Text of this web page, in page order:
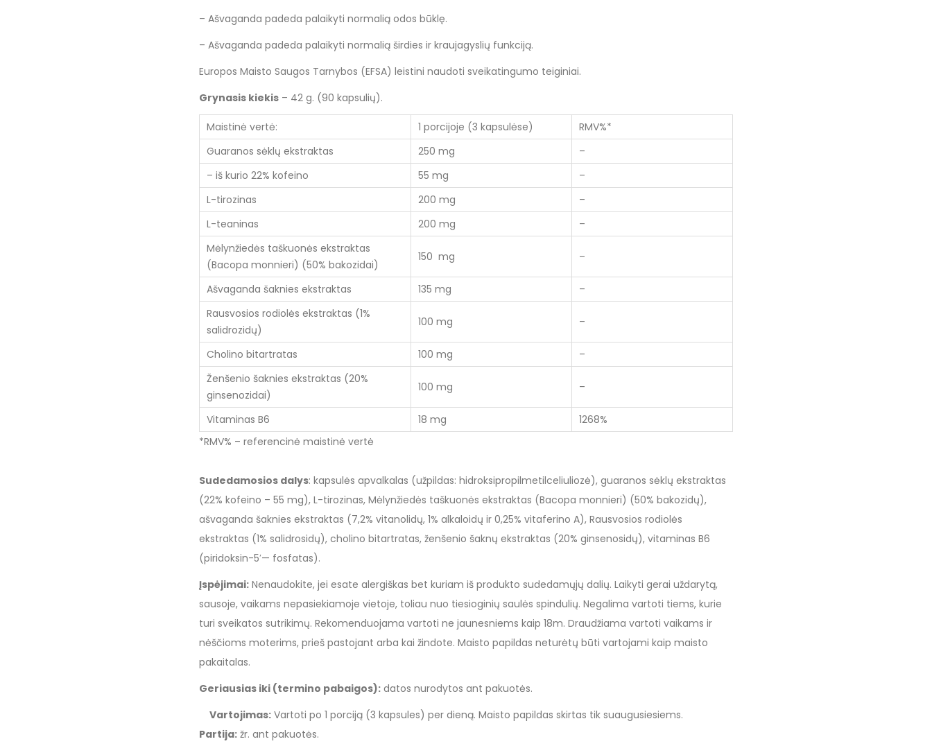
– Ašvaganda padeda palaikyti normalią odos būklę.
– Ašvaganda padeda palaikyti normalią širdies ir kraujagyslių funkciją.
Europos Maisto Saugos Tarnybos (EFSA) leistini naudoti sveikatingumo teiginiai.
Grynasis kiekis – 42 g. (90 kapsulių).
Maistinė vertė: 1 porcijoje (3 kapsulėse)
RMV%*
Guaranos sėklų ekstraktas
250 mg
–
– iš kurio 22% kofeino
55 mg
–
L-tirozinas
200 mg
–
L-teaninas
200 mg
–
Mėlynžiedės taškuonės ekstraktas
(Bacopa monnieri) (50% bakozidai)
150 mg –
Ašvaganda šaknies ekstraktas 135 mg
–
Rausvosios rodiolės ekstraktas (1%
salidrozidų)
100 mg –
Cholino bitartratas 100 mg
–
Ženšenio šaknies ekstraktas (20%
ginsenozidai)
100 mg –
Vitaminas B6 18 mg
1268%
*RMV% – referencinė maistinė vertė
Sudedamosios dalys: kapsulės apvalkalas (užpildas: hidroksipropilmetilceliuliozė), guaranos sėklų ekstraktas
(22% kofeino – 55 mg), L-tirozinas, Mėlynžiedės taškuonės ekstraktas (Bacopa monnieri) (50% bakozidų),
ašvaganda šaknies ekstraktas (7,2% vitanolidų, 1% alkaloidų ir 0,25% vitaferino A), Rausvosios rodiolės
ekstraktas (1% salidrosidų), cholino bitartratas, ženšenio šaknų ekstraktas (20% ginsenosidų), vitaminas B6
(piridoksin-5′— fosfatas).
Įspėjimai: Nenaudokite, jei esate alergiškas bet kuriam iš produkto sudedamųjų dalių. Laikyti gerai uždarytą,
sausoje, vaikams nepasiekiamoje vietoje, toliau nuo tiesioginių saulės spindulių. Negalima vartoti tiems, kurie
turi sveikatos sutrikimų. Rekomenduojama vartoti ne jaunesniems kaip 18m. Draudžiama vartoti vaikams ir
nėščioms moterims, prieš pastojant arba kai žindote. Maisto papildas neturėtų būti vartojami kaip maisto
pakaitalas.
Geriausias iki (termino pabaigos): datos nurodytos ant pakuotės.
Vartojimas: Vartoti po 1 porciją (3 kapsules) per dieną. Maisto papildas skirtas tik suaugusiesiems.
Partija: žr. ant pakuotės.